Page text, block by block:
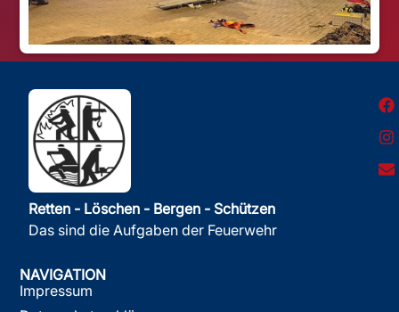
Retten - Löschen - Bergen - Schützen
Das sind die Aufgaben der Feuerwehr
NAVIGATION
Impressum